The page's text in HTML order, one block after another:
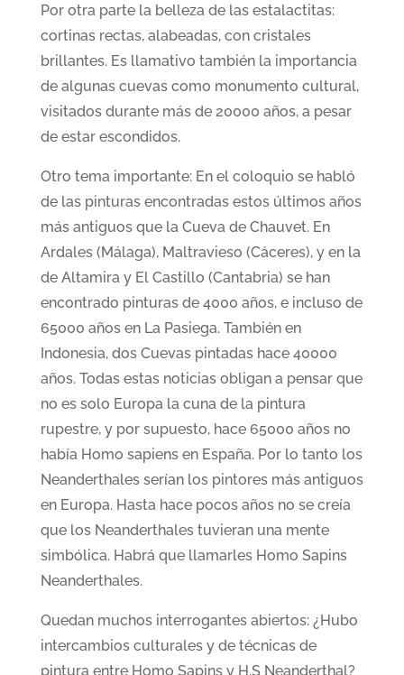
Por otra parte la belleza de las estalactitas:
cortinas rectas, alabeadas, con cristales
brillantes. Es llamativo también la importancia
de algunas cuevas como monumento cultural,
visitados durante más de 20000 años, a pesar
de estar escondidos.
Otro tema importante: En el coloquio se habló
de las pinturas encontradas estos últimos años
más antiguos que la Cueva de Chauvet. En
Ardales (Málaga), Maltravieso (Cáceres), y en la
de Altamira y El Castillo (Cantabria) se han
encontrado pinturas de 4000 años, e incluso de
65000 años en La Pasiega. También en
Indonesia, dos Cuevas pintadas hace 40000
años. Todas estas noticias obligan a pensar que
no es solo Europa la cuna de la pintura
rupestre, y por supuesto, hace 65000 años no
había Homo sapiens en España. Por lo tanto los
Neanderthales serían los pintores más antiguos
en Europa. Hasta hace pocos años no se creía
que los Neanderthales tuvieran una mente
simbólica. Habrá que llamarles Homo Sapins
Neanderthales.
Quedan muchos interrogantes abiertos: ¿Hubo
intercambios culturales y de técnicas de
pintura entre Homo Sapins y H.S Neanderthal?